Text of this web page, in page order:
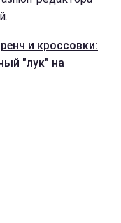
и кроссовки:
"лук" на